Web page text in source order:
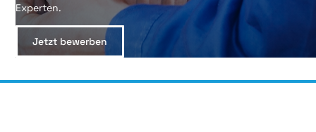
Experten.
Jetzt bewerben